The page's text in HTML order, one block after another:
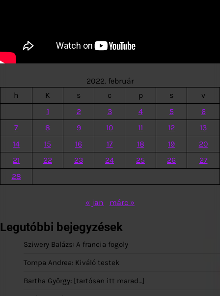
2022. február
h
K s c p s
v
1
2 3 4 5
6
7
8 9 10 11 12
13
14
15 16 17 18 19
20
21
22 23 24 25 26
27
28
« jan márc »
Legutóbbi bejegyzések
Sziwery Balázs: A francia fogoly
Tompa Andrea: Kiváló testek
Bartha György: [tartósan itt marad…]